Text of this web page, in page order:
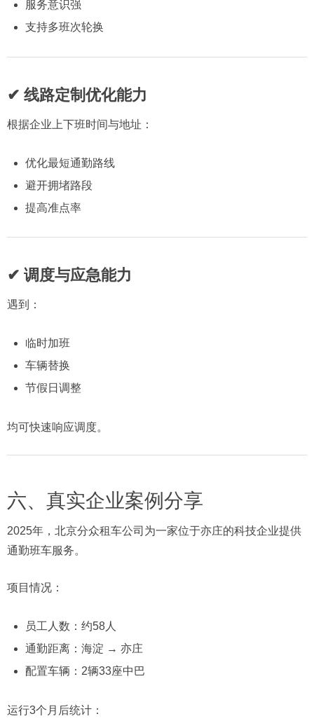
服务意识强
支持多班次轮换
✔ 线路定制优化能力
根据企业上下班时间与地址：
优化最短通勤路线
避开拥堵路段
提高准点率
✔ 调度与应急能力
遇到：
临时加班
车辆替换
节假日调整
均可快速响应调度。
六、真实企业案例分享
2025年，北京分众租车公司为一家位于亦庄的科技企业提供
通勤班车服务。
项目情况：
员工人数：约58人
通勤距离：海淀 → 亦庄
配置车辆：2辆33座中巴
运行3个月后统计：